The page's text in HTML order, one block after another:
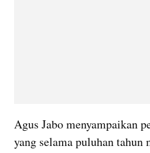
Agus Jabo menyampaikan
yang selama puluhan